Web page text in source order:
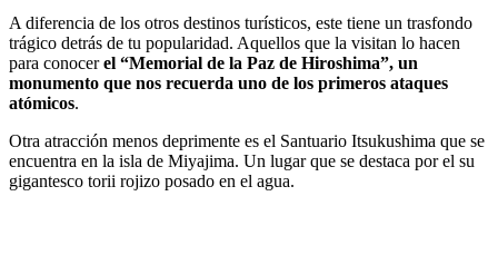
A diferencia de los otros destinos turísticos, este tiene un trasfondo
trágico detrás de tu popularidad. Aquellos que la visitan lo hacen
para conocerel “Memorial de la Paz de Hiroshima”, un
monumento que nos recuerda uno de los primeros ataques
atómicos.
Otra atracción menos deprimente es el Santuario Itsukushima que se
encuentra en la isla de Miyajima. Un lugar que se destaca por el su
gigantesco torii rojizo posado en el agua.